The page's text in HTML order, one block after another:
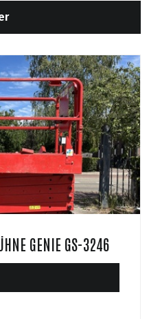
GENIE GS-3246